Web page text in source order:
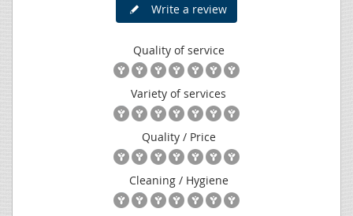
Write a review
Quality of service
Variety of services
Quality / Price
Cleaning / Hygiene